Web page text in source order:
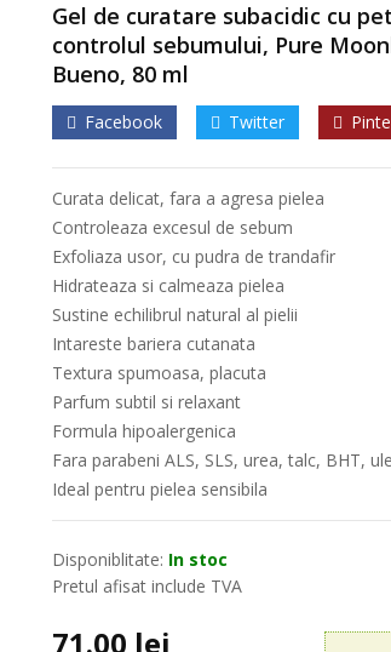
Gel de curatare subacidic cu
controlul sebumului, Pure
Bueno, 80 ml
Facebook Twitter
Curata delicat, fara a agresa pielea
Controleaza excesul de sebum
Exfoliaza usor, cu pudra de trandafir
Hidrateaza si calmeaza pielea
Sustine echilibrul natural al pielii
Intareste bariera cutanata
Textura spumoasa, placuta
Parfum subtil si relaxant
Formula hipoalergenica
Fara parabeni ALS, SLS, urea, talc, BHT,
Ideal pentru pielea sensibila
Disponiblitate: In stoc
Pretul afisat include TVA
71.00 lei